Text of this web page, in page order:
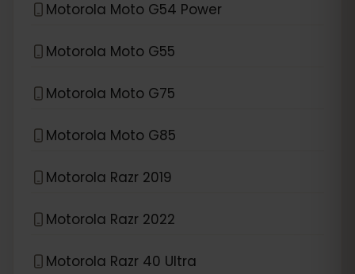
Motorola Moto G54 Power
Motorola Moto G55
Motorola Moto G75
Motorola Moto G85
Motorola Razr 2019
Motorola Razr 2022
Motorola Razr 40 Ultra